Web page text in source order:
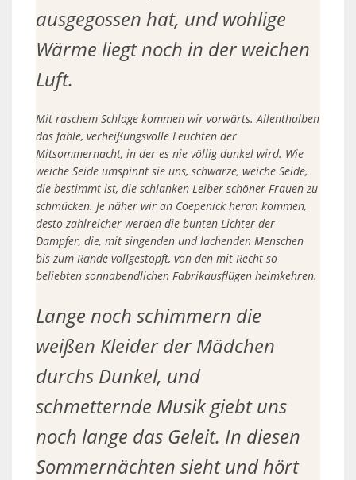
ausgegossen hat, und wohlige
Wärme liegt noch in der weichen
Luft.
Mit raschem Schlage kommen wir vorwärts. Allenthalben
das fahle, verheißungsvolle Leuchten der
Mitsommernacht, in der es nie völlig dunkel wird. Wie
weiche Seide umspinnt sie uns, schwarze, weiche Seide,
die bestimmt ist, die schlanken Leiber schöner Frauen zu
schmücken. Je näher wir an Coepenick heran kommen,
desto zahlreicher werden die bunten Lichter der
Dampfer, die, mit singenden und lachenden Menschen
bis zum Rande vollgestopft, von den mit Recht so
beliebten sonnabendlichen Fabrikausflügen heimkehren.
Lange noch schimmern die
weißen Kleider der Mädchen
durchs Dunkel, und
schmetternde Musik giebt uns
noch lange das Geleit. In diesen
Sommernächten sieht und hört